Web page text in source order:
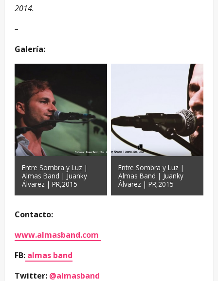
2014.
–
Galería:
Entre Sombra y Luz |
Almas Band | Juanky
Álvarez | PR,2015
Entre Sombra y Luz |
Almas Band | Juanky
Álvarez | PR,2015
Contacto:
www.almasband.com
FB: almas band
Twitter: @almasband